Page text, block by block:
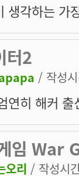
생각하는 가
터2
/ 작성
연히 해커
임 War
오리 / 작성시